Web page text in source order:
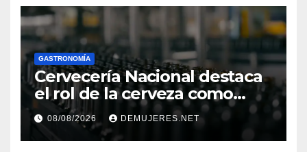
GASTRONOMÍA
Cervecería Nacional destaca
el rol de la cerveza como
motor de desarrollo
económico y sostenibilidad
en Panamá
08/08/2026 DEMUJERES.NET